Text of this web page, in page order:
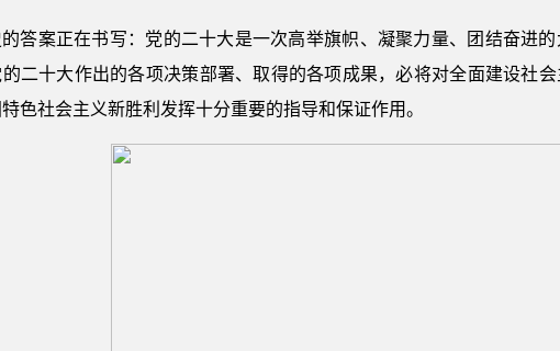
的答案正在书写：党的二十大是一次高举旗帜、凝聚力量、团结奋进
二十大作出的各项决策部署、取得的各项成果，必将对全面建设社
色社会主义新胜利发挥十分重要的指导和保证作用。